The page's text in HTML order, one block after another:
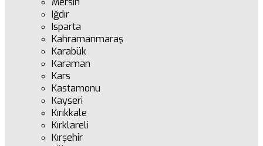
Iğdır
Isparta
Kahramanmaraş
Karabük
Karaman
Kars
Kastamonu
Kayseri
Kırıkkale
Kırklareli
Kırşehir